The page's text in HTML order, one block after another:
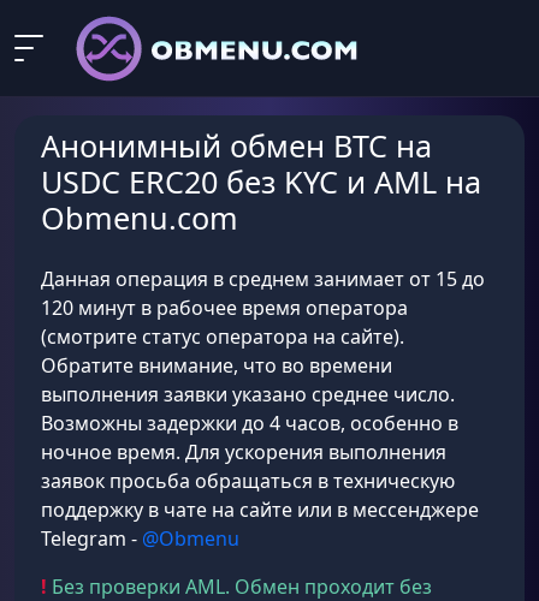
Анонимный обмен BTC на
USDC ERC20 без KYC и AML на
Obmenu.com
Данная операция в среднем занимает от 15 до
120 минут в рабочее время оператора
(смотрите статус оператора на сайте).
Обратите внимание, что во времени
выполнения заявки указано среднее число.
Возможны задержки до 4 часов, особенно в
ночное время. Для ускорения выполнения
заявок просьба обращаться в техническую
поддержку в чате на сайте или в мессенджере
Telegram - @Obmenu
! Без проверки AML. Обмен проходит без